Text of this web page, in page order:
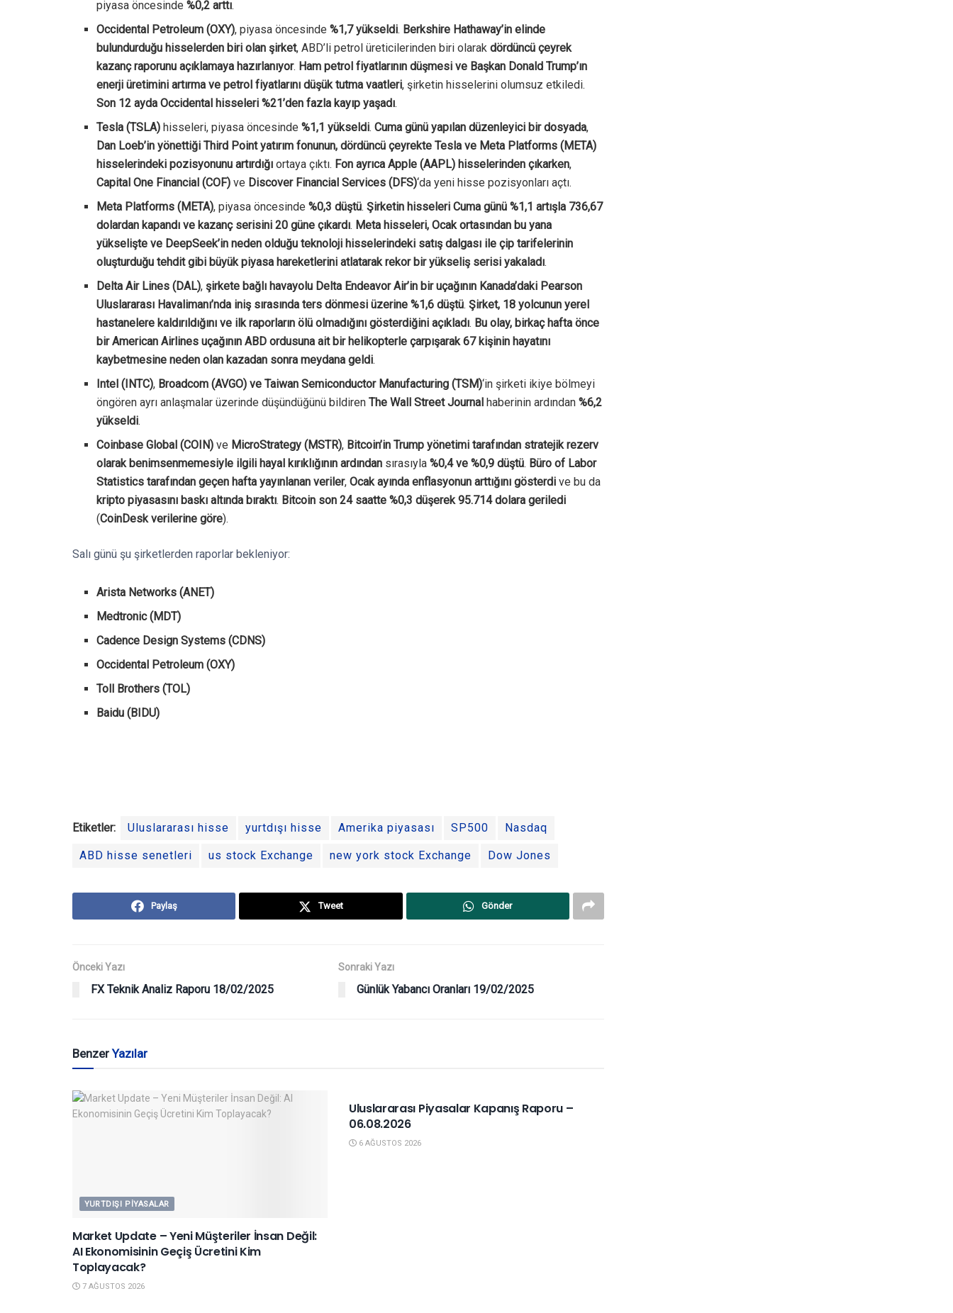
piyasa öncesinde%0,2 arttı.
Occidental Petroleum (OXY), piyasa öncesinde%1,7 yükseldi. Berkshire Hathaway’in elinde
bulundurduğu hisselerden biri olan şirket, ABD’li petrol üreticilerinden biri olarakdördüncü çeyrek
kazanç raporunu açıklamaya hazırlanıyor. Ham petrol fiyatlarının düşmesi ve Başkan Donald Trump’ın
enerji üretimini artırma ve petrol fiyatlarını düşük tutma vaatleri, şirketin hisselerini olumsuz etkiledi.
Son 12 ayda Occidental hisseleri %21’den fazla kayıp yaşadı.
Tesla (TSLA) hisseleri, piyasa öncesinde%1,1 yükseldi.Cuma günü yapılan düzenleyici bir dosyada,
Dan Loeb’in yönettiği Third Point yatırım fonunun, dördüncü çeyrekte Tesla ve Meta Platforms (META)
hisselerindeki pozisyonunu artırdığı ortaya çıktı. Fon ayrıca Apple (AAPL) hisselerinden çıkarken,
Capital One Financial (COF) ve Discover Financial Services (DFS)‘da yeni hisse pozisyonları açtı.
Meta Platforms (META), piyasa öncesinde%0,3 düştü.Şirketin hisseleri Cuma günü %1,1 artışla 736,67
dolardan kapandı ve kazanç serisini 20 güne çıkardı. Meta hisseleri, Ocak ortasından bu yana
yükselişte ve DeepSeek’in neden olduğu teknoloji hisselerindeki satış dalgası ile çip tarifelerinin
oluşturduğu tehdit gibi büyük piyasa hareketlerini atlatarak rekor bir yükseliş serisi yakaladı.
Delta Air Lines (DAL),şirkete bağlı havayolu Delta Endeavor Air’in bir uçağının Kanada’daki Pearson
Uluslararası Havalimanı’nda iniş sırasında ters dönmesi üzerine %1,6 düştü.Şirket, 18 yolcunun yerel
hastanelere kaldırıldığını ve ilk raporların ölü olmadığını gösterdiğini açıkladı. Bu olay, birkaç hafta önce
bir American Airlines uçağının ABD ordusuna ait bir helikopterle çarpışarak 67 kişinin hayatını
kaybetmesine neden olan kazadan sonra meydana geldi.
Intel (INTC), Broadcom (AVGO) ve Taiwan Semiconductor Manufacturing (TSM)‘in şirketi ikiye bölmeyi
öngören ayrı anlaşmalar üzerinde düşündüğünü bildirenThe Wall Street Journal haberinin ardından%6,2
yükseldi.
Coinbase Global (COIN) ve MicroStrategy (MSTR), Bitcoin’in Trump yönetimi tarafından stratejik rezerv
olarak benimsenmemesiyle ilgili hayal kırıklığının ardından sırasıyla%0,4 ve %0,9 düştü. Büro of Labor
Statistics tarafından geçen hafta yayınlanan veriler,Ocak ayında enflasyonun arttığını gösterdi ve bu da
kripto piyasasını baskı altında bıraktı. Bitcoin son 24 saatte %0,3 düşerek 95.714 dolara geriledi
(CoinDesk verilerine göre).
Salı günü şu şirketlerden raporlar bekleniyor:
Arista Networks (ANET)
Medtronic (MDT)
Cadence Design Systems (CDNS)
Occidental Petroleum (OXY)
Toll Brothers (TOL)
Baidu (BIDU)
Etiketler: Uluslararası hisse yurtdışı hisse Amerika piyasası SP500 Nasdaq
ABD hisse senetleri us stock Exchange new york stock Exchange Dow Jones
Paylaş Tweet Gönder
Önceki Yazı
FX Teknik Analiz Raporu 18/02/2025
Sonraki Yazı
Günlük Yabancı Oranları 19/02/2025
BenzerYazılar
YURTDIŞI PIYASALAR
Market Update – Yeni Müşteriler İnsan Değil:
AI Ekonomisinin Geçiş Ücretini Kim
Toplayacak?
7 AĞUSTOS 2026
Uluslararası Piyasalar Kapanış Raporu –
06.08.2026
6 AĞUSTOS 2026